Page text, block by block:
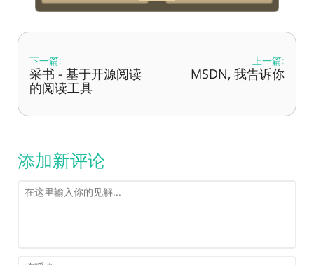
下一篇:
采书 - 基于开源阅读
的阅读工具
上一篇:
MSDN, 我告诉你
添加新评论